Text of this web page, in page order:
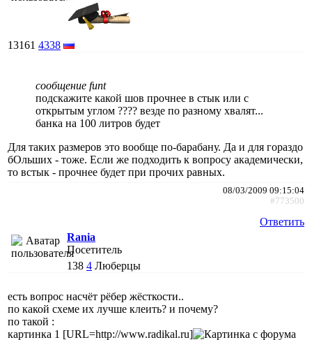
13161 4338
сообщение funt
подскажите какой шов прочнее в стык или с
открытым углом ???? везде по разному хвалят...
банка на 100 литров будет
Для таких размеров это вообще по-барабану. Да и для гораздо
бОльших - тоже. Если же подходить к вопросу академически,
то встык - прочнее будет при прочих равных.
08/03/2009 09:15:04
#773500
Ответить
Rania
Посетитель
138 4 Люберцы
есть вопрос насчёт рёбер жёсткости..
по какой схеме их лучше клеить? и почему?
по такой :
картинка 1 [URL=http://www.radikal.ru]